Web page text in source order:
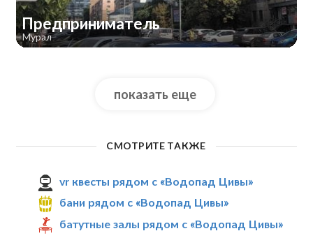
Предприниматель
Мурал
показать еще
СМОТРИТЕ ТАКЖЕ
vr квесты рядом с «Водопад Цивы»
бани рядом с «Водопад Цивы»
батутные залы рядом с «Водопад Цивы»